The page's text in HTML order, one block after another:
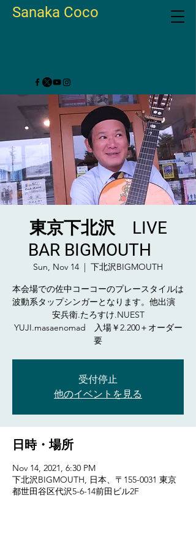
Sanaka Coco
東京下北沢 LIVE
BAR BIGMOUTH
Sun, Nov 14
  |
下北沢BIGMOUTH
本会場での佐中コーコーのプレースタイルは
波動系タップシンガーとなります。他出演
安兵衛.たろすけ.NUEST
YUJI.masaenomad 入場￥2.200＋オーダー
要
受付停止
他のイベントを見る
日時・場所
Nov 14, 2021, 6:30 PM
下北沢BIGMOUTH, 日本、〒155-0031 東京
都世田谷区代沢5-6-14前田ビル2F